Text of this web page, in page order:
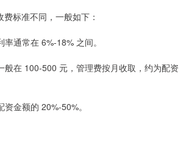
标准不同，一般如下：
通常在 6%-18% 之间。
般在 100-500 元，管理费按月收取，约为配资
金额的 20%-50%。